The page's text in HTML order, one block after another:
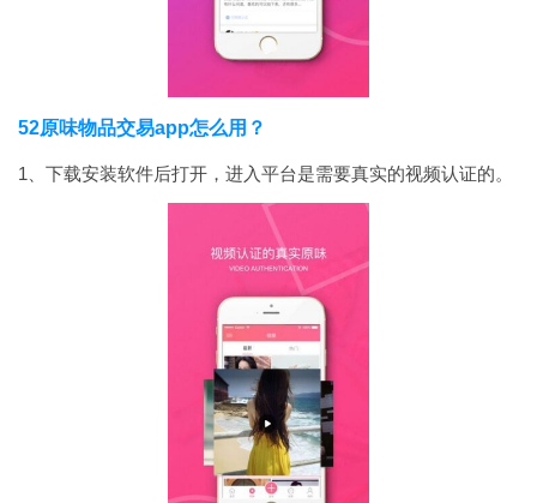
52原味物品交易app怎么用？
1、下载安装软件后打开，进入平台是需要真实的视频认证的。